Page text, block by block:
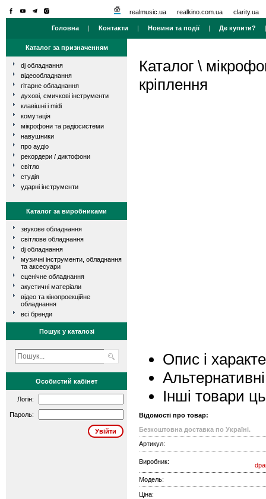
realmusic.ua realkino.com.ua clarity.ua
Головна | Контакти | Новини та події| Де купити?
Каталог за призначенням
dj обладнання
відеообладнання
гітарне обладнання
духові, смичкові інструменти
клавішні і midi
комутація
мікрофони та радіосистеми
навушники
про аудіо
рекордери / диктофони
світло
студія
ударні інструменти
Каталог за виробниками
звукове обладнання
світлове обладнання
dj обладнання
музичні інструменти, обладнання
та аксесуари
сценічне обладнання
акустичні матеріали
відео та кінопроекційне
обладнання
всі бренди
Пошук у каталозі
Особистий кабінет
Логін:
Пароль:
Каталог \
кріплення
Опис і
Інші товари
Відомості про товар:
Безкоштовна доставка по Україні.
Артикул:
Виробник:
Модель:
Ціна: